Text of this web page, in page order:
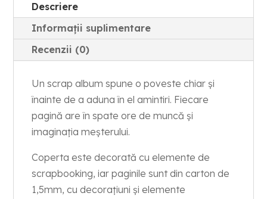
Descriere
Informații suplimentare
Recenzii (0)
Un scrap album spune o poveste chiar și
înainte de a aduna în el amintiri. Fiecare
pagină are în spate ore de muncă și
imaginația meșterului.
Coperta este decorată cu elemente de
scrapbooking, iar paginile sunt din carton de
1,5mm, cu decorațiuni și elemente